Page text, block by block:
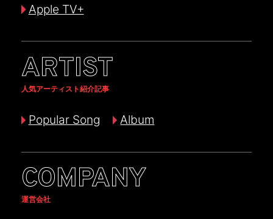
Apple TV+
ARTIST
人気アーティスト紹介記事
Popular Song Album
COMPANY
運営会社